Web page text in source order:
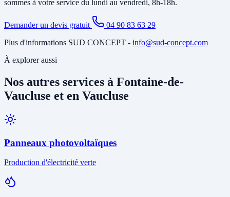
sommes à votre service du lundi au vendredi, 8h-18h.
Demander un devis gratuit
04 90 83 63 29
Plus d'informations SUD CONCEPT - info@sud-concept.com
À explorer aussi
Nos autres services à Fontaine-de-
Vaucluse et en Vaucluse
Panneaux photovoltaïques
Production d'électricité verte